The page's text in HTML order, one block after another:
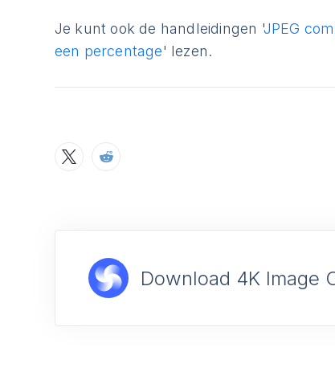
Je kunt ook de handleidingen 'JPEG
een percentage' lezen.
Download 4K Image